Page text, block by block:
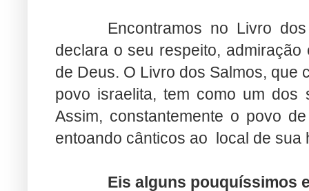
Encontramos no Livro
declara o seu respeito,
de Deus. O Livro dos Salmos, que
povo israelita, tem como um
Assim, constantemente o povo
entoando cânticos ao local de sua
Eis alguns pouquíssimos